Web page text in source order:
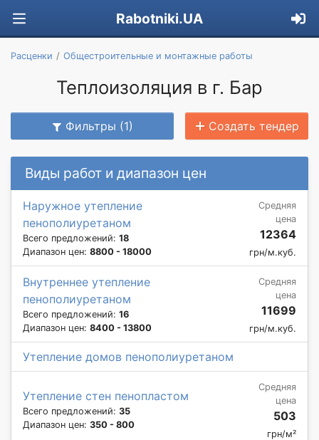
Rabotniki.UA
Расценки Общестроительные и монтажные работы
Теплоизоляция в г. Бар
Фильтры (1) Создать тендер
Виды работ и диапазон цен
Наружное утепление
пенополиуретаном
Всего предложений: 18
Диапазон цен: 8800 - 18000
Средняя
цена
12364
грн/м.куб.
Внутреннее утепление
пенополиуретаном
Всего предложений: 16
Диапазон цен: 8400 - 13800
Средняя
цена
11699
грн/м.куб.
Утепление домов пенополиуретаном
Утепление стен пенопластом
Всего предложений: 35
Диапазон цен: 350 - 800
Средняя
цена
503
грн/м²